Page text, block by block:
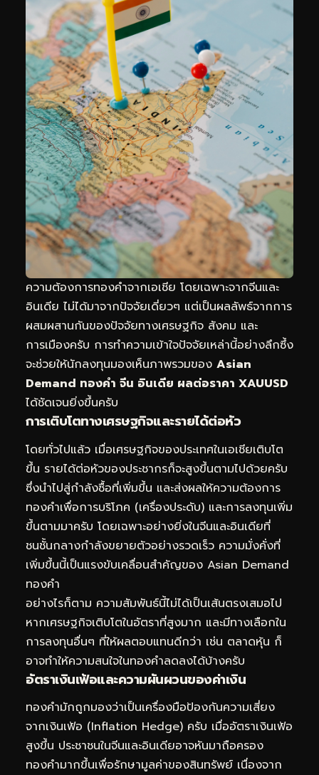
ความต้องการทองคำจากเอเชีย โดยเฉพาะจากจีนและ
อินเดีย ไม่ได้มาจากปัจจัยเดี่ยวๆ แต่เป็นผลลัพธ์จากการ
ผสมผสานกันของปัจจัยทางเศรษฐกิจ สังคม และ
การเมืองครับ การทำความเข้าใจปัจจัยเหล่านี้อย่างลึกซึ้ง
จะช่วยให้นักลงทุนมองเห็นภาพรวมของ Asian
Demand ทองคำ จีน อินเดีย ผลต่อราคา XAUUSD
ได้ชัดเจนยิ่งขึ้นครับ
การเติบโตทางเศรษฐกิจและรายได้ต่อหัว
โดยทั่วไปแล้ว เมื่อเศรษฐกิจของประเทศในเอเชียเติบโต
ขึ้น รายได้ต่อหัวของประชากรก็จะสูงขึ้นตามไปด้วยครับ
ซึ่งนำไปสู่กำลังซื้อที่เพิ่มขึ้น และส่งผลให้ความต้องการ
ทองคำเพื่อการบริโภค (เครื่องประดับ) และการลงทุนเพิ่ม
ขึ้นตามมาครับ โดยเฉพาะอย่างยิ่งในจีนและอินเดียที่
ชนชั้นกลางกำลังขยายตัวอย่างรวดเร็ว ความมั่งคั่งที่
เพิ่มขึ้นนี้เป็นแรงขับเคลื่อนสำคัญของ Asian Demand
ทองคำ
อย่างไรก็ตาม ความสัมพันธ์นี้ไม่ได้เป็นเส้นตรงเสมอไป
หากเศรษฐกิจเติบโตในอัตราที่สูงมาก และมีทางเลือกใน
การลงทุนอื่นๆ ที่ให้ผลตอบแทนดีกว่า เช่น ตลาดหุ้น ก็
อาจทำให้ความสนใจในทองคำลดลงได้บ้างครับ
อัตราเงินเฟ้อและความผันผวนของค่าเงิน
ทองคำมักถูกมองว่าเป็นเครื่องมือป้องกันความเสี่ยง
จากเงินเฟ้อ (Inflation Hedge) ครับ เมื่ออัตราเงินเฟ้อ
สูงขึ้น ประชาชนในจีนและอินเดียอาจหันมาถือครอง
ทองคำมากขึ้นเพื่อรักษามูลค่าของสินทรัพย์ เนื่องจาก